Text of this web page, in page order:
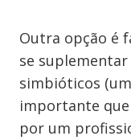
Outra opção é
se
simbióticos
importante que
por um